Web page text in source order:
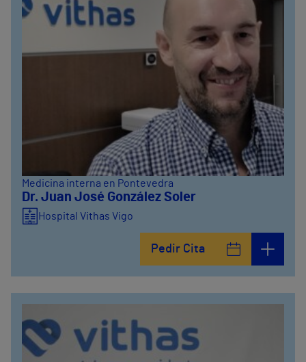
Medicina interna en Pontevedra
Dr. Juan José González Soler
Hospital Vithas Vigo
Pedir Cita